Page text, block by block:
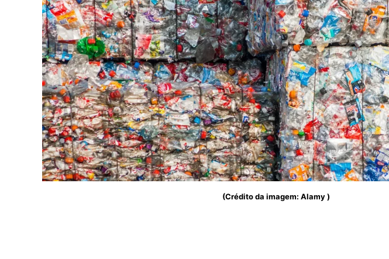
(Crédito da imagem: Alamy )